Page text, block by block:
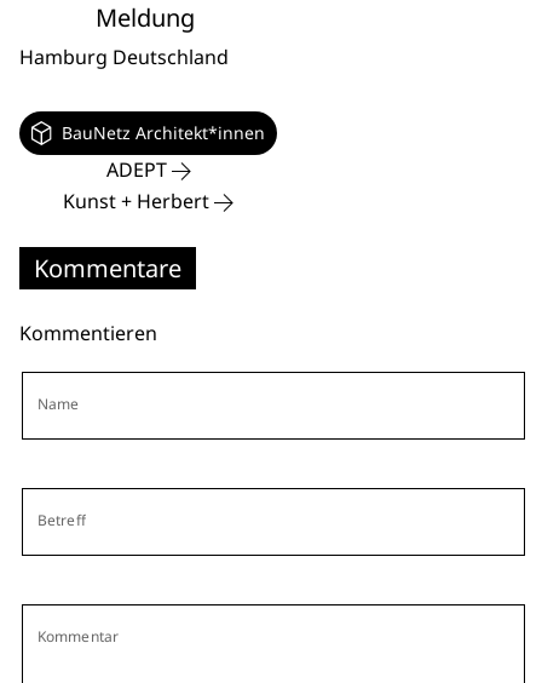
Meldung
Hamburg Deutschland
BauNetz Architekt*innen
ADEPT
Kunst + Herbert
Kommentare
Kommentieren
Name
Betreff
Kommentar